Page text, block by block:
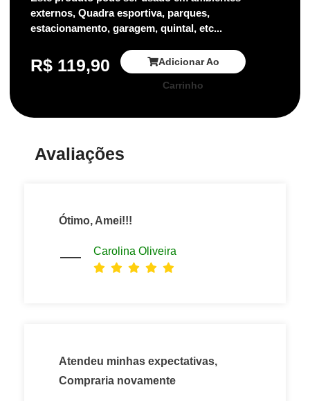
externos, Quadra esportiva, parques,
estacionamento, garagem, quintal, etc...
R$ 119,90 Adicionar Ao
Carrinho
Avaliações
Ótimo, Amei!!!
Carolina Oliveira
Atendeu minhas expectativas,
Compraria novamente